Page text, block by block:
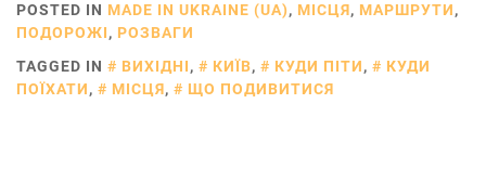
POSTED IN MADE IN UKRAINE (UA), МІСЦЯ, МАРШРУТИ,
ПОДОРОЖІ, РОЗВАГИ
TAGGED IN
ВИХІДНІ, КИЇВ, КУДИ ПІТИ,
КУДИ
ПОЇХАТИ, МІСЦЯ, ЩО ПОДИВИТИСЯ